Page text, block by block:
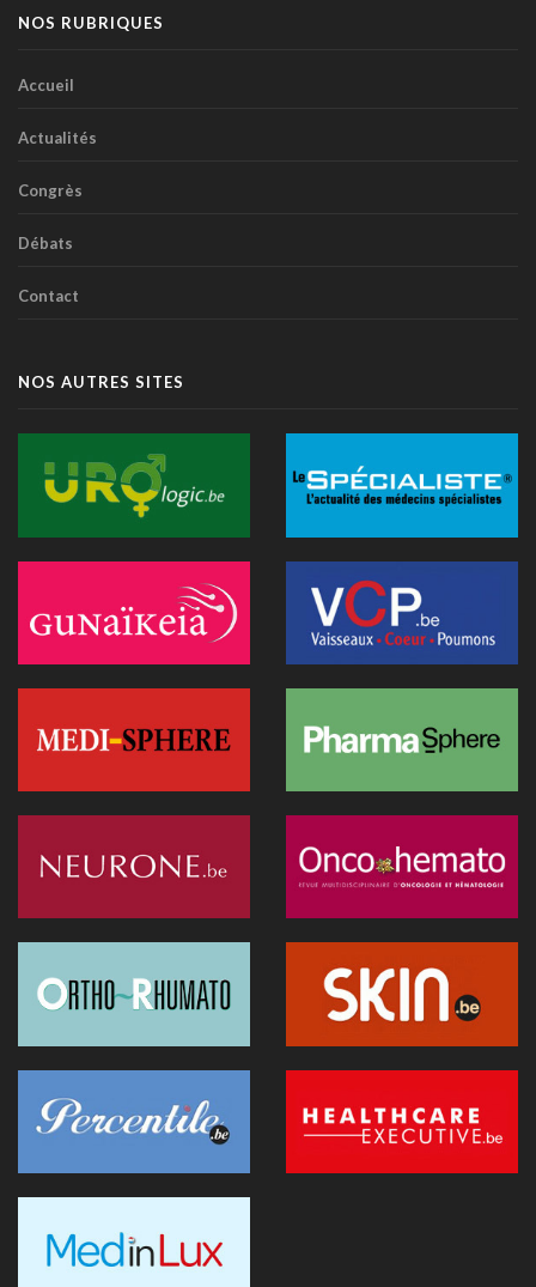
10 juillet 2026 - 12:25
Médecins et réseaux sociaux: l'Ordre appelle à la prudence
07 juillet 2026 - 20:56
Les Belges restent les plus réticents d'Europe face au
diagnostic médical par l'IA (étude)
réduisant la dose de rayonnement en cathétérisme
L'hôpital d'Ostende teste l'IA en consultation
pour la recherche biomédicale
01 juillet 2026 - 20:51
01 juillet 2026 - 13:12
La Commission européenne appelle la Belgique à accélérer le
déploiement de l'IA dans les soins
28 juin 2026 - 13:40
Nouveau au 1er juillet: kinés et sages-femmes en vidéo,
27 juin 2026 - 15:09
26 juin 2026 - 08:58
Recip-e veut devenir l'interlocuteur des prestataires dans la
Les exosquelettes arrivent en consultation : ce que les
médecins doivent savoir
Une innovation simplifie la chirurgie fœtale des hernies
24 juin 2026 - 08:52
NOS RUBRIQUES
Accueil
Actualités
Congrès
Débats
Contact
NOS AUTRES SITES